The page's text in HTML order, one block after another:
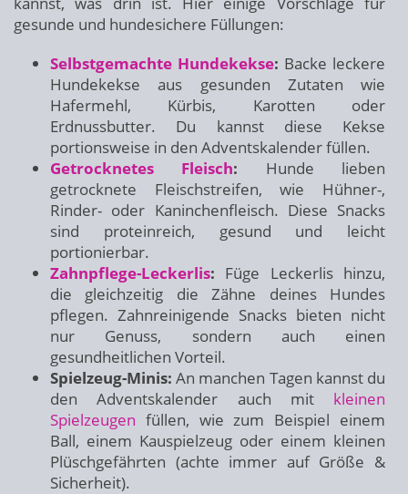
gesunde und hundesichere Füllungen:
Selbstgemachte Hundekekse: Backe leckere
Hundekekse aus gesunden Zutaten wie
Hafermehl, Kürbis, Karotten oder
Erdnussbutter. Du kannst diese Kekse
portionsweise in den Adventskalender füllen.
Getrocknetes Fleisch: Hunde lieben
getrocknete Fleischstreifen, wie Hühner-,
Rinder- oder Kaninchenfleisch. Diese Snacks
sind proteinreich, gesund und leicht
portionierbar.
Zahnpflege-Leckerlis: Füge Leckerlis hinzu,
die gleichzeitig die Zähne deines Hundes
pflegen. Zahnreinigende Snacks bieten nicht
nur Genuss, sondern auch einen
gesundheitlichen Vorteil.
Spielzeug-Minis: An manchen Tagen kannst du
den Adventskalender auch mit kleinen
Spielzeugen füllen, wie zum Beispiel einem
Ball, einem Kauspielzeug oder einem kleinen
Plüschgefährten (achte immer auf Größe &
Sicherheit).